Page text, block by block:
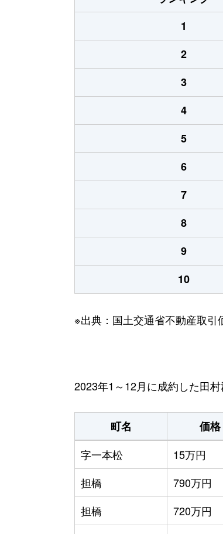
1
2
3
4
5
6
7
8
9
10
※出典：国土交通省不動産取引
2023年1～12月に成約した田
町名 価格
字一本松
15万円
担橋
790万円
担橋
720万円